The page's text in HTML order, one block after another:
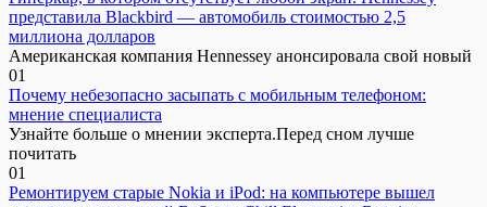
представила Blackbird — автомобиль стоимостью 2,5
миллиона долларов
Американская компания Hennessey анонсировала свой новый
01
Почему небезопасно засыпать с мобильным телефоном:
мнение специалиста
Узнайте больше о мнении эксперта.Перед сном лучше
почитать
01
Ремонтируем старые Nokia и iPod: на компьютере вышел